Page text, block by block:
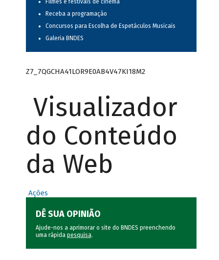
Filmes e festivais de cinema
Receba a programação
Concursos para Escolha de Espetáculos Musicais
Galeria BNDES
Z7_7QGCHA41LOR9E0AB4V47KI18M2
Visualizador
do Conteúdo
da Web
Ações
DÊ SUA OPINIÃO
Ajude-nos a aprimorar o site do BNDES preenchendo
uma rápida pesquisa.